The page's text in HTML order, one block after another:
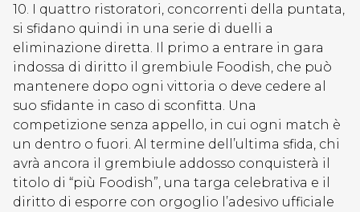
10. I quattro ristoratori, concorrenti della puntata,
si sfidano quindi in una serie di duelli a
eliminazione diretta. Il primo a entrare in gara
indossa di diritto il grembiule Foodish, che può
mantenere dopo ogni vittoria o deve cedere al
suo sfidante in caso di sconfitta. Una
competizione senza appello, in cui ogni match è
un dentro o fuori. Al termine dell’ultima sfida, chi
avrà ancora il grembiule addosso conquisterà il
titolo di “più Foodish”, una targa celebrativa e il
diritto di esporre con orgoglio l’adesivo ufficiale